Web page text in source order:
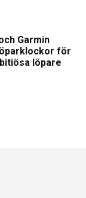
Garmin
för
löpare